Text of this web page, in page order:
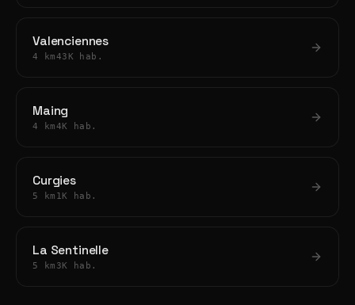
Valenciennes
4 km43K hab.
Maing
4 km4K hab.
Curgies
5 km 1K hab.
La Sentinelle
5 km 3K hab.